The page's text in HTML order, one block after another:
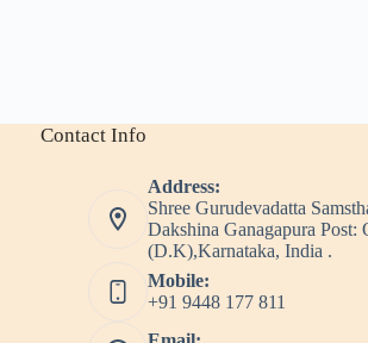
Contact Info
Address:
Shree Gurudevadatta
Dakshina Ganagapura
(D.K),Karnataka, India .
Mobile:
+91 9448 177 811